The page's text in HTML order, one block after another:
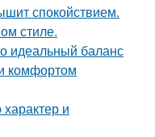
спокойствием.
стиле.
идеальный баланс
комфортом
и